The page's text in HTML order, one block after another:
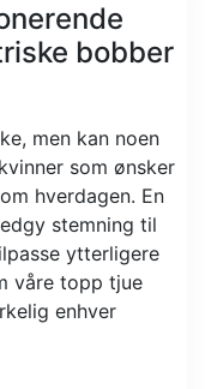
bobber
men kan noen
som ønsker
hverdagen. En
stemning til
ytterligere
våre topp tjue
enhver